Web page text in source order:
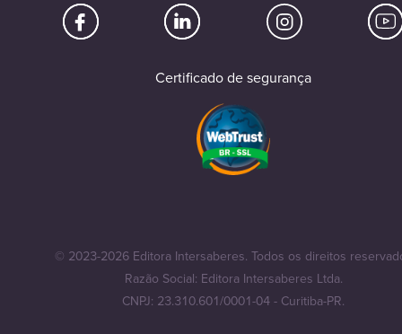
Certificado de segurança
© 2023-2026 Editora Intersaberes. Todos os direitos
Razão Social: Editora Intersaberes Ltda.
CNPJ: 23.310.601/0001-04 - Curitiba-PR.